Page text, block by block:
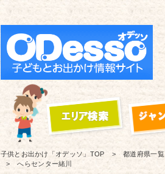
子供とお出かけ「オデッソ」 TOP 都道府県一覧
へらセンター緒川